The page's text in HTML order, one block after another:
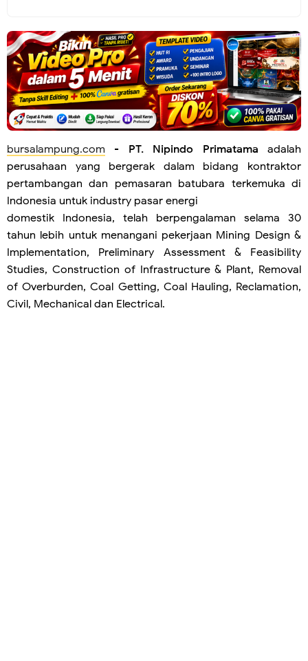
bursalampung.com - PT. Nipindo Primatama adalah
perusahaan yang bergerak dalam bidang kontraktor
pertambangan dan pemasaran batubara terkemuka di
Indonesia untuk industry pasar energi
domestik Indonesia, telah berpengalaman selama 30
tahun lebih untuk menangani pekerjaan Mining Design &
Implementation, Preliminary Assessment & Feasibility
Studies, Construction of Infrastructure & Plant, Removal
of Overburden, Coal Getting, Coal Hauling, Reclamation,
Civil, Mechanical dan Electrical.